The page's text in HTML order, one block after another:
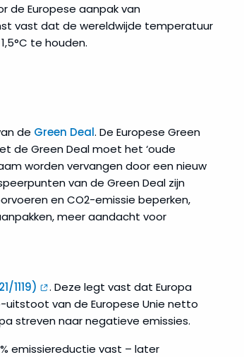
de Europese aanpak van
vast dat de wereldwijde temperatuur
te houden.
de Green Deal. De Europese Green
de Green Deal moet het ‘oude
worden vervangen door een nieuw
van de Green Deal zijn
en CO2-emissie beperken,
meer aandacht voor
1119)
. Deze legt vast dat Europa
van de Europese Unie netto
streven naar negatieve emissies.
emissiereductie vast – later